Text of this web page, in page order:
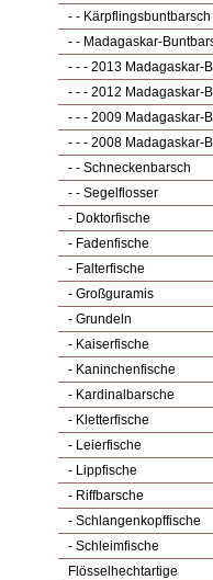
- - Kärpflingsbuntbarsch
- - Madagaskar-
- - - 2013 Madagaskar-
- - - 2012 Madagaskar-
- - - 2009 Madagaskar-
- - - 2008 Madagaskar-
- - Schneckenbarsch
- - Segelflosser
- Doktorfische
- Fadenfische
- Falterfische
- Großguramis
- Grundeln
- Kaiserfische
- Kaninchenfische
- Kardinalbarsche
- Kletterfische
- Leierfische
- Lippfische
- Riffbarsche
- Schlangenkopffische
- Schleimfische
Flösselhechtartige